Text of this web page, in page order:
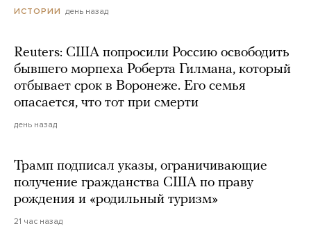
ИСТОРИИ день назад
Reuters: США попросили Россию освободить
бывшего морпеха Роберта Гилмана, который
отбывает срок в Воронеже. Его семья
опасается, что тот при смерти
день назад
Трамп подписал указы, ограничивающие
получение гражданства США по праву
рождения и «родильный туризм»
21 час назад